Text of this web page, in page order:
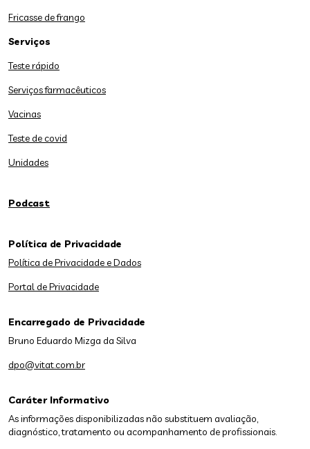
Fricasse de frango
Serviços
Teste rápido
Serviços farmacêuticos
Vacinas
Teste de covid
Unidades
Podcast
Caráter Informativo
As informações disponibilizadas não substituem avaliação,
diagnóstico, tratamento ou acompanhamento de profissionais.
Política de Privacidade
Política de Privacidade e Dados
Portal de Privacidade
Encarregado de Privacidade
Bruno Eduardo Mizga da Silva
dpo@vitat.com.br